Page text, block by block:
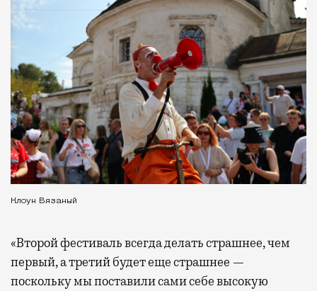
Клоун Вязаный
«Второй фестиваль всегда делать страшнее, чем
первый, а третий будет еще страшнее —
поскольку мы поставили сами себе высокую